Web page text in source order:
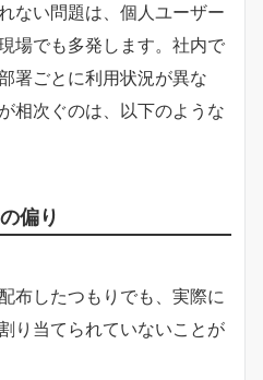
ない問題は、個人ユーザー
場でも多発します。社内で
署ごとに利用状況が異な
相次ぐのは、以下のような
偏り
布したつもりでも、実際に
り当てられていないことが